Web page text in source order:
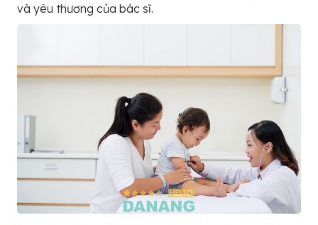
và yêu thương của bác sĩ.